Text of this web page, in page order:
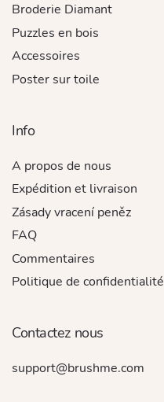
Broderie Diamant
Puzzles en bois
Accessoires
Poster sur toile
Info
A propos de nous
Expédition et livraison
Zásady vracení peněz
FAQ
Commentaires
Politique de confidentialité
Contactez nous
support@brushme.com